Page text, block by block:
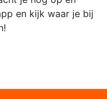
en kijk waar je bij